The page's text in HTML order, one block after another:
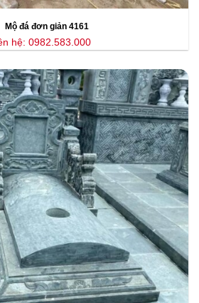
Mộ đá đơn giản 4161
hệ: 0982.583.000